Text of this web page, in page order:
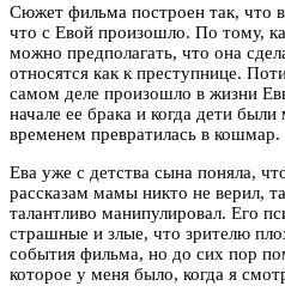
Сюжет фильма построен так, что
что с Евой произошло. По тому,
можно предполагать, что она
относятся как к преступнице.
самом деле произошло в жизни
начале ее брака и когда дети
временем превратилась в кошмар.
Ева уже с детства сына поняла,
рассказам мамы никто не верил,
талантливо манипулировал. Его
страшные и злые, что зрителю
события фильма, но до сих пор
которое у меня было, когда я